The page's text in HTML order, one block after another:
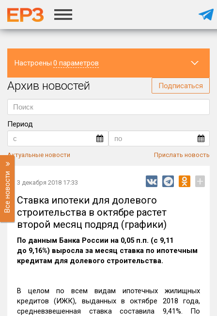
Настроены 0 параметров
Регион
Архив новостей Подписаться
Период
Актуальные новости Прислать новость
Все новости 3 декабря 2018 17:33 +
Ставка ипотеки для долевого
строительства в октябре растет
второй месяц подряд (графики)
По данным Банка России на 0,05 п.п. (с 9,11
до 9,16%) выросла за месяц ставка по ипотечным
кредитам для долевого строительства.
В целом по всем видам ипотечных жилищных
кредитов (ИЖК), выданных в октябре 2018 года,
средневзвешенная ставка составила 9,41%. По